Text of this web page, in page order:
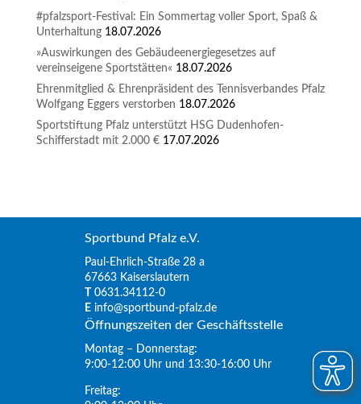
#pfalzsport-Festival: Ein Sommertag voller Sport, Spaß &
Unterhaltung 18.07.2026
»Auswirkungen des Gebäudeenergiegesetzes auf
vereinseigene Sportstätten« 18.07.2026
Ehrenmitglied & Ehrenpräsident des Tennisverbandes Pfalz
Wolfgang Eggers verstorben 18.07.2026
Sportstiftung Pfalz unterstützt HSG Dudenhofen-
Schifferstadt mit 2.000 € 17.07.2026
Sportbund Pfalz e.V.
Paul-Ehrlich-Straße 28 a
67663 Kaiserslautern
0631.34112-0
E info@sportbund-pfalz.de
Öffnungszeiten der Geschäftsstelle
Montag – Donnerstag:
9:00-12:00 Uhr und 13:30-16:00 Uhr
Freitag: